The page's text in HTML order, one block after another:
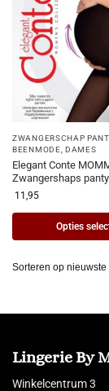
ZWANGERSCHAP
BEENMODE ,DAMES
Elegant Conte
Zwangershaps
11,95
Opties
Lingerie By
Winkelcentrum 3